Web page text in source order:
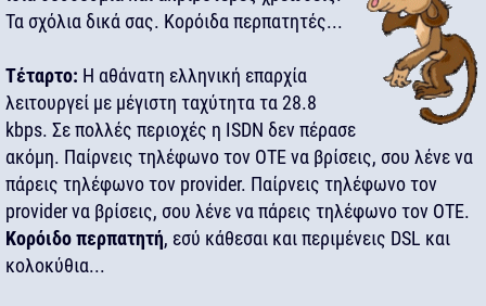
Τα σχόλια δικά σας. Κορόιδα περπατητές...
Τέταρτο: Η αθάνατη ελληνική επαρχία
λειτουργεί με μέγιστη ταχύτητα τα 28.8
kbps. Σε πολλές περιοχές η ISDN δεν πέρασε
ακόμη. Παίρνεις τηλέφωνο τον ΟΤΕ να βρίσεις, σου λένε να
πάρεις τηλέφωνο τον provider. Παίρνεις τηλέφωνο τον
provider να βρίσεις, σου λένε να πάρεις τηλέφωνο τον OTE.
Κορόιδο περπατητή, εσύ κάθεσαι και περιμένεις DSL και
κολοκύθια...